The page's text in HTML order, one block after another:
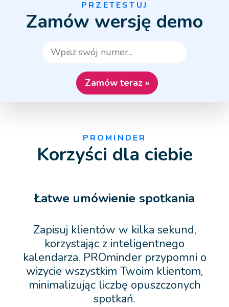
PRZETESTUJ
Zamów wersję demo
PROMINDER
Korzyści dla ciebie
Łatwe umówienie spotkania
Zapisuj klientów w kilka sekund,
korzystając z inteligentnego
kalendarza. PROminder przypomni o
wizycie wszystkim Twoim klientom,
minimalizując liczbę opuszczonych
spotkań.